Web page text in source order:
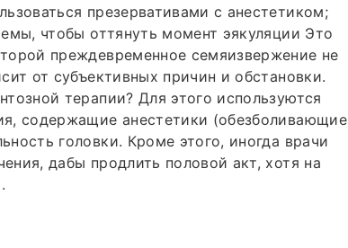
презервативами с анестетиком;
чтобы оттянуть момент эякуляции Это
преждевременное семяизвержение не
от субъективных причин и обстановки.
терапии? Для этого используются
содержащие анестетики (обезболивающие
головки. Кроме этого, иногда врачи
дабы продлить половой акт, хотя на